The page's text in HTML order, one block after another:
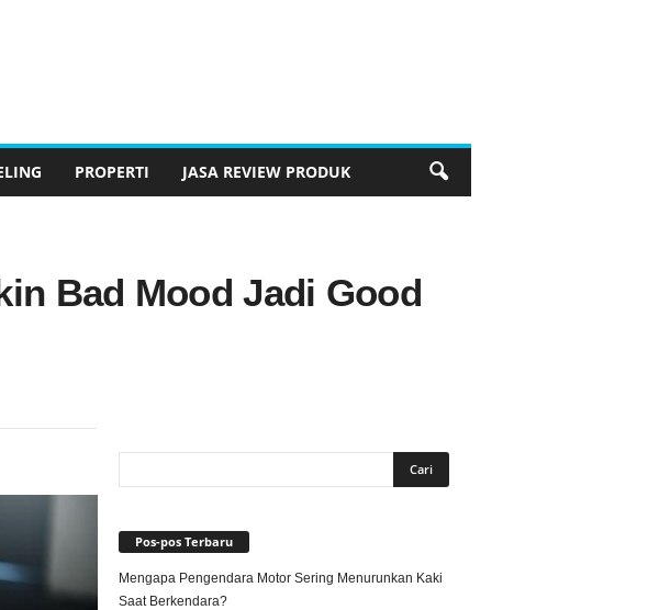
PROPERTI JASA REVIEW PRODUK
Bad Mood Jadi Good
Pos-pos Terbaru
Mengapa Pengendara Motor Sering Menurunkan Kaki
Saat Berkendara?